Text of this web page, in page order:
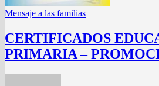
Mensaje a las familias
CERTIFICADOS
PRIMARIA –